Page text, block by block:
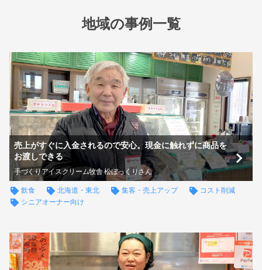
地域の事例一覧
売上がすぐに入金されるので安心。現金に触れずに商品を
お渡しできる
手づくりアイスクリーム牧舎 松ぼっくりさん
飲食 北海道・東北 集客・売上アップ
コスト削減
シニアオーナー向け